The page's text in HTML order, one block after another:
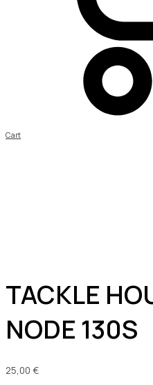
Cart
TACKLE
NODE 130S
25,00 €